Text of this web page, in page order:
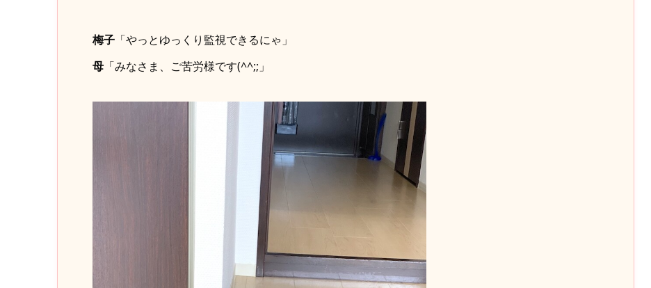
梅子「やっとゆっくり監視できるにゃ」
母「みなさま、ご苦労様です(^^;;」